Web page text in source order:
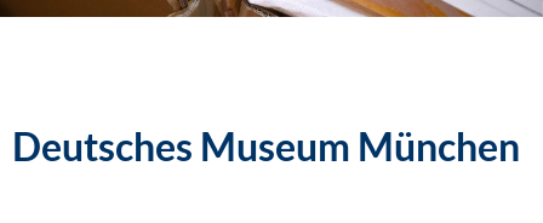
Deutsches Museum München